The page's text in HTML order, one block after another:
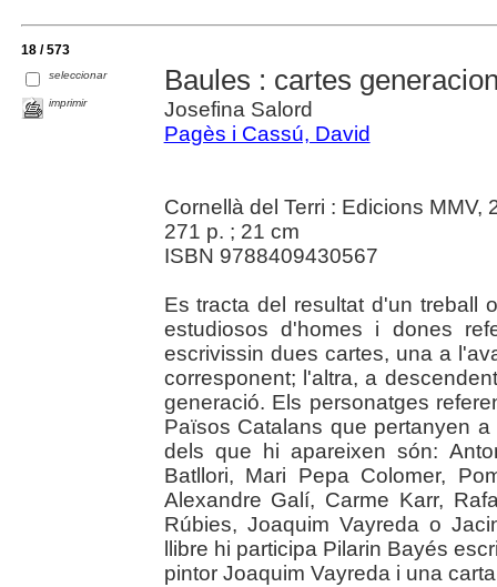
18 / 573
seleccionar
imprimir
Baules : cartes
Josefina Salord
Pagès i Cassú, David
Cornellà del Terri : Edicions MMV,
271 p. ; 21 cm
ISBN 9788409430567
Es tracta del resultat d'un treball
estudiosos d'homes i dones
escrivissin dues cartes, una a
corresponent; l'altra, a
generació. Els personatges
Països Catalans que pertanyen
dels que hi apareixen són:
Batllori, Mari Pepa Colomer,
Alexandre Galí, Carme Karr,
Rúbies, Joaquim Vayreda o
llibre hi participa Pilarin Bayés
pintor Joaquim Vayreda i una